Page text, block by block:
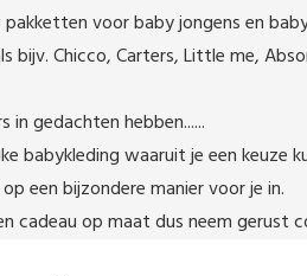
voor baby jongens en
bijv. Chicco, Carters, Little me,
in gedachten hebben......
babykleding waaruit je een keuze
een bijzondere manier voor je in.
cadeau op maat dus neem gerust